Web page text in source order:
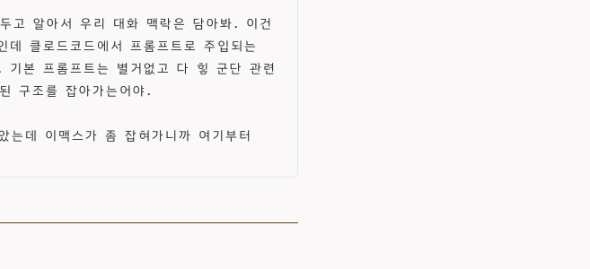
로 두고 알아서 우리 대화 맥락은 담아봐. 이건
데 클로드코드에서 프롬프트로 주입되는
본 프롬프트는 별거없고 다 힣 군단 관련
구조를 잡아가는어야.
데 이맥스가 좀 잡혀가니까 여기부터